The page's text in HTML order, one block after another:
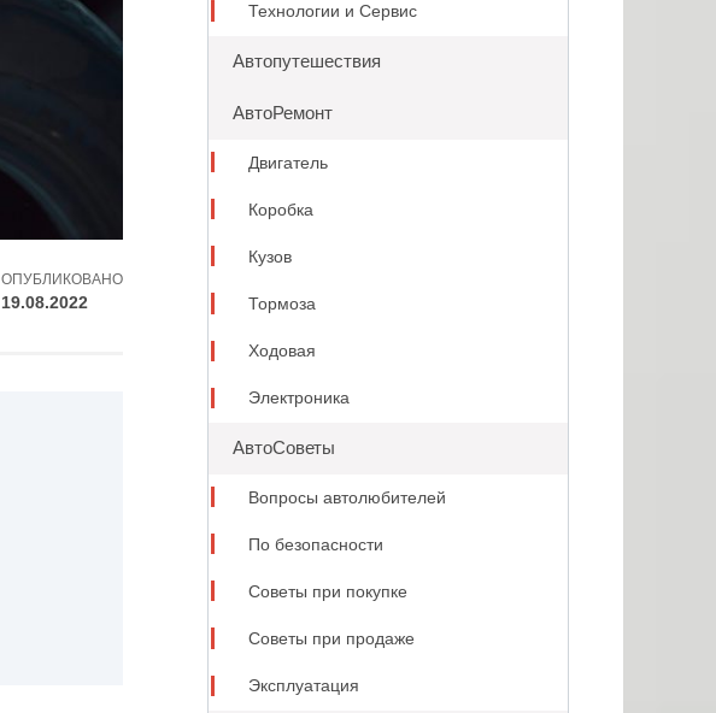
ОПУБЛИКОВАНО
19.08.2022
Технологии и Сервис
Автопутешествия
АвтоРемонт
Двигатель
Коробка
Кузов
Тормоза
Ходовая
Электроника
АвтоСоветы
Вопросы автолюбителей
По безопасности
Советы при покупке
Советы при продаже
Эксплуатация